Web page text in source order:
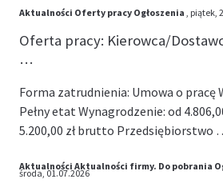
Aktualności Oferty pracy Ogłoszenia , piątek,
Oferta pracy: Kierowca/
…
Forma zatrudnienia: Umowa o pracę
Pełny etat Wynagrodzenie: od
5.200,00 zł brutto Przedsiębiorstwo
Aktualności Aktualności firmy. Do pobrania
środa, 01.07.2026